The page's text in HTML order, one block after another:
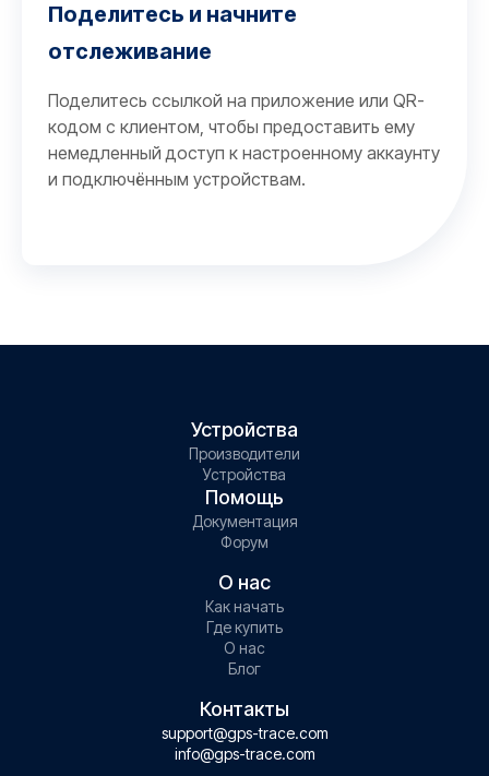
Поделитесь и начните
отслеживание
Поделитесь ссылкой на приложение или QR-
кодом с клиентом, чтобы предоставить ему
немедленный доступ к настроенному аккаунту
и подключённым устройствам.
Устройства
Производители
Устройства
Помощь
Документация
Форум
О нас
Как начать
Где купить
О нас
Блог
Контакты
support@gps-trace.com
info@gps-trace.com